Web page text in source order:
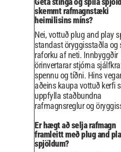
skemmt rafmagnstæki
heimilisins míns?
Nei, vottuð plug and play
standast öryggisstaðla og
raforku af neti. Innbyggðir
örinvertarar stjórna
spennu og tíðni. Hins
aðeins kaupa vottuð kerfi
uppfylla staðbundna
rafmagnsreglur og
Er hægt að selja rafmagn
framleitt með plug and
spjöldum?